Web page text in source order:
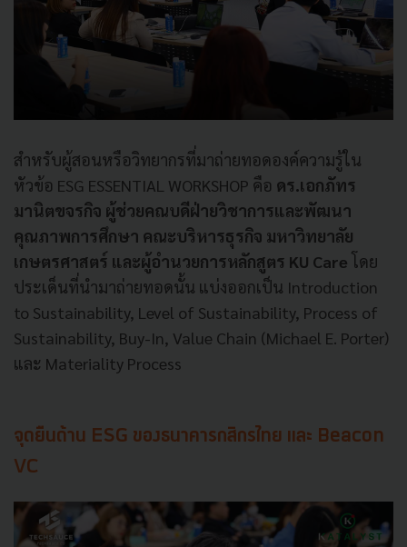
สำหรับผู้สอนหรือวิทยากรที่มาถ่ายทอดองค์ความรู้ใน
หัวข้อ ESG ESSENTIAL WORKSHOP คือ ดร.เอกภัทร
มานิตขจรกิจ ผู้ช่วยคณบดีฝ่ายวิชาการและพัฒนา
คุณภาพการศึกษา คณะบริหารธุรกิจ มหาวิทยาลัย
เกษตรศาสตร์ และผู้อำนวยการหลักสูตร KU Care โดย
ประเด็นที่นำมาถ่ายทอดนั้น แบ่งออกเป็น Introduction
to Sustainability, Level of Sustainability, Process of
Sustainability, Buy-In, Value Chain (Michael E. Porter)
และ Materiality Process
จุดยืนด้าน ESG ของธนาคารกสิกรไทย และ Beacon
VC